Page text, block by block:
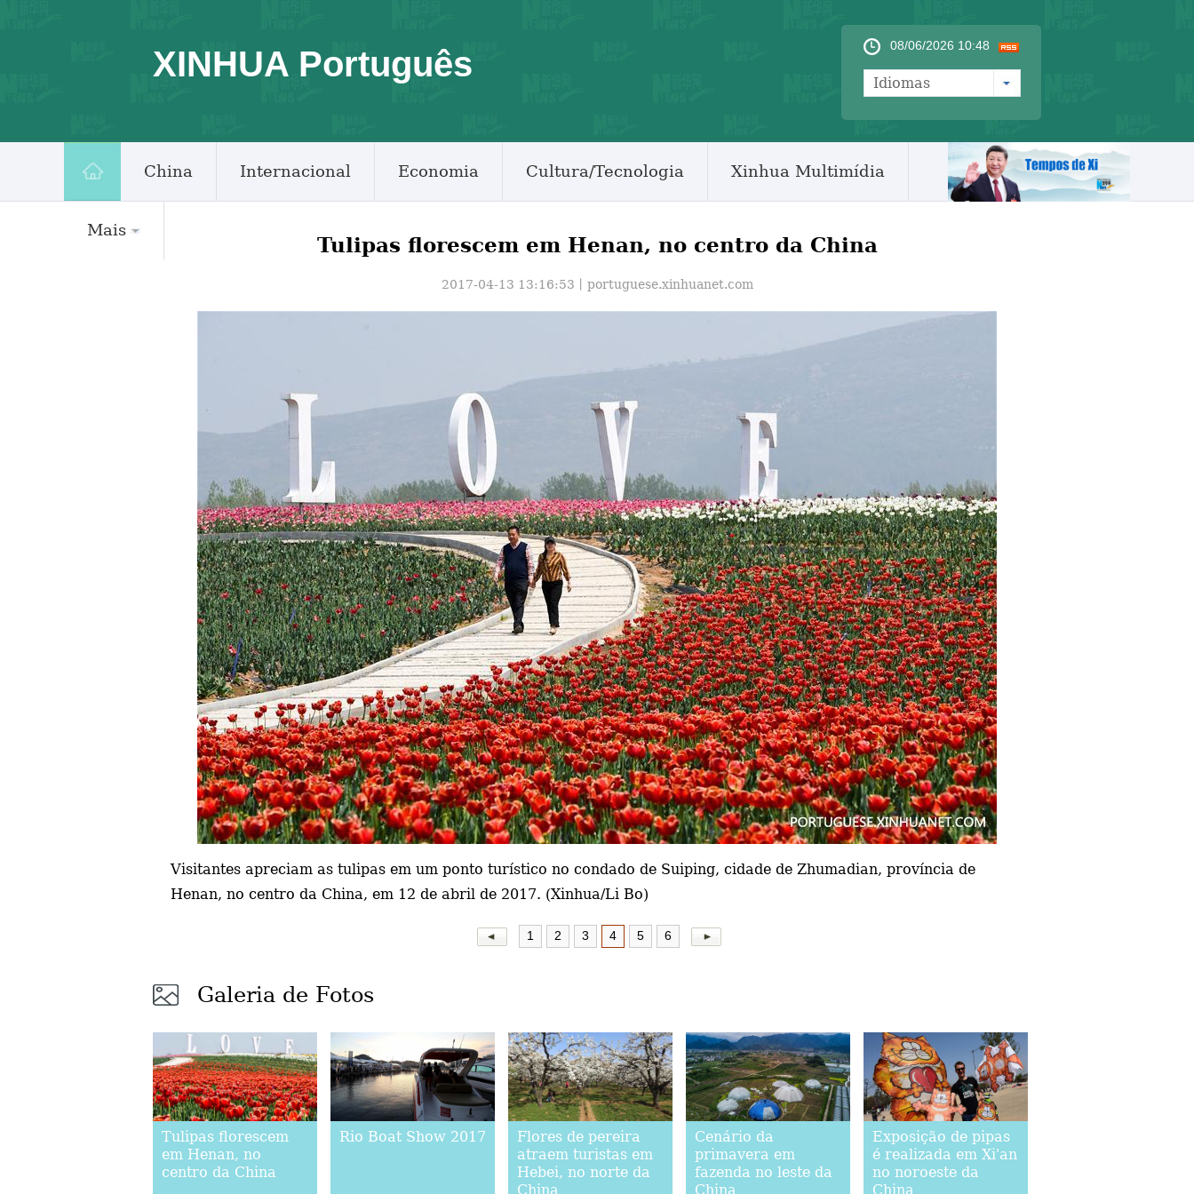
XINHUA Português 08/06/2026 10:48
Idiomas
China Internacional Economia Cultura/Tecnologia Xinhua Multimídia
Mais
Tulipas florescem em Henan, no centro da China
2017-04-13 13:16:53丨 portuguese.xinhuanet.com
Visitantes apreciam as tulipas em um ponto turístico no condado de Suiping, cidade de Zhumadian, província de
Henan, no centro da China, em 12 de abril de 2017. (Xinhua/Li Bo)
1 2 3 4 5 6
Galeria de Fotos
Tulipas florescem
em Henan, no
centro da China
Rio Boat Show 2017
Flores de pereira
atraem turistas em
Hebei, no norte da
China
Cenário da
primavera em
fazenda no leste da
China
Exposição de pipas
é realizada em Xi'an
no noroeste da
China